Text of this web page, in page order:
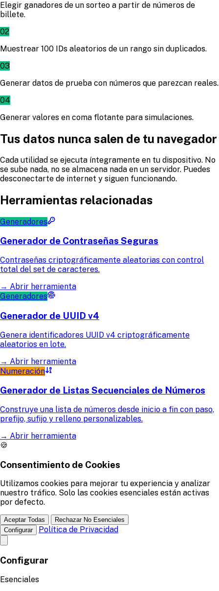
Elegir ganadores de un sorteo a partir de números de
billete.
02
Muestrear 100 IDs aleatorios de un rango sin duplicados.
03
Generar datos de prueba con números que parezcan reales.
04
Generar valores en coma flotante para simulaciones.
Tus datos nunca salen de tu navegador
Cada utilidad se ejecuta íntegramente en tu dispositivo. No
se sube nada, no se almacena nada en un servidor. Puedes
desconectarte de internet y siguen funcionando.
Herramientas relacionadas
Generadores
Generador de Contraseñas Seguras
Contraseñas criptográficamente aleatorias con control
total del set de caracteres.
→ Abrir herramienta
Generadores
Generador de UUID v4
Genera identificadores UUID v4 criptográficamente
aleatorios en lote.
→ Abrir herramienta
Numeración
Generador de Listas Secuenciales de Números
Construye una lista de números desde inicio a fin con paso,
prefijo, sufijo y relleno personalizables.
→ Abrir herramienta
🍪
Consentimiento de Cookies
Utilizamos cookies para mejorar tu experiencia y analizar
nuestro tráfico. Solo las cookies esenciales están activas
por defecto.
Aceptar Todas
Rechazar No Esenciales
Configurar
Política de Privacidad
Configurar
Esenciales